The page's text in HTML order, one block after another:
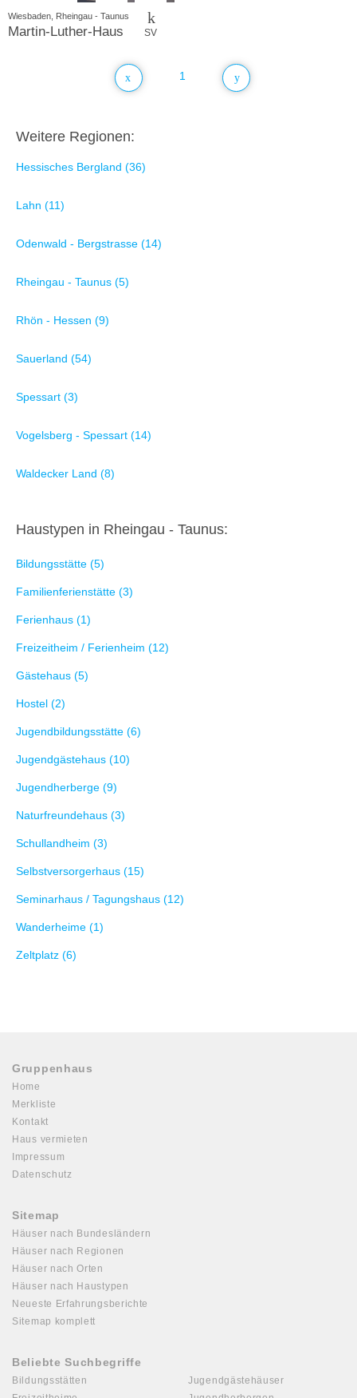
SV
Wiesbaden, Rheingau - Taunus
Martin-Luther-Haus
1
Weitere Regionen:
Hessisches Bergland (36)
Lahn (11)
Odenwald - Bergstrasse (14)
Rheingau - Taunus (5)
Rhön - Hessen (9)
Sauerland (54)
Spessart (3)
Vogelsberg - Spessart (14)
Waldecker Land (8)
Haustypen in Rheingau - Taunus:
Bildungsstätte (5)
Familienferienstätte (3)
Ferienhaus (1)
Freizeitheim / Ferienheim (12)
Gästehaus (5)
Hostel (2)
Jugendbildungsstätte (6)
Jugendgästehaus (10)
Jugendherberge (9)
Naturfreundehaus (3)
Schullandheim (3)
Selbstversorgerhaus (15)
Seminarhaus / Tagungshaus (12)
Wanderheime (1)
Zeltplatz (6)
Gruppenhaus
Home
Merkliste
Kontakt
Haus vermieten
Impressum
Datenschutz
Sitemap
Häuser nach Bundesländern
Häuser nach Regionen
Häuser nach Orten
Häuser nach Haustypen
Neueste Erfahrungsberichte
Sitemap komplett
Beliebte Suchbegriffe
Bildungsstätten
Jugendgästehäuser